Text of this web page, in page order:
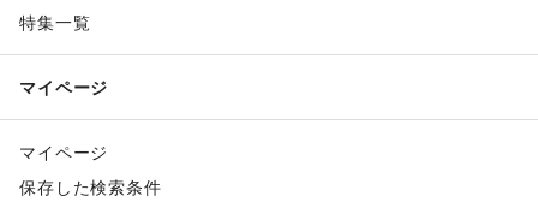
特集一覧
マイページ
マイページ
保存した検索条件